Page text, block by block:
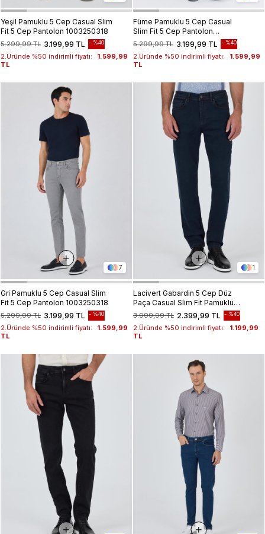
Yeşil Pamuklu 5 Cep Casual Slim
Fit 5 Cep Pantolon 1003250318
3.199,99 TL
5.299,99 TL %40
2.Üründe %50 indirimli fiyatı:
1.599,99
TL
Füme Pamuklu 5 Cep Casual
Slim Fit 5 Cep Pantolon
1003250318
3.199,99 TL
5.299,99 TL %40
2.Üründe %50 indirimli fiyatı:
1.599,99
TL
7
Gri Pamuklu 5 Cep Casual Slim
Fit 5 Cep Pantolon 1003250318
3.199,99 TL
5.299,99 TL %40
2.Üründe %50 indirimli fiyatı:
1.599,99
TL
1
Lacivert Gabardin 5 Cep Düz
Paça Casual Slim Fit Pamuklu
Denim Pantolon 1023250154
2.399,99 TL
3.999,99 TL %40
2.Üründe %50 indirimli fiyatı:
1.199,99
TL